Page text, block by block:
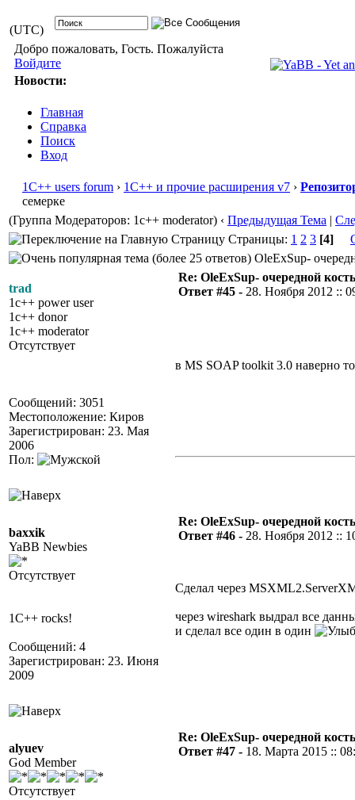
(UTC)
Добро пожаловать, Гость. Пожалуйста
Войдите
Новости:
Главная
Справка
Поиск
Вход
1С++ users forum › 1С++ и прочие расширения v7 ›
семерке
(Группа Модераторов: 1c++ moderator) ‹ Предыдущая Тема |
Страницы: 1 2 3 [4]
OleExSup-
trad
1c++ power user
1c++ donor
1c++ moderator
Отсутствует
Сообщений: 3051
Местоположение: Киров
Зарегистрирован: 23. Мая
2006
Пол:
Re: OleExSup- очередной
Ответ #45 - 28. Ноября 2012 ::
в MS SOAP toolkit 3.0 наверно
baxxik
YaBB Newbies
Отсутствует
1C++ rocks!
Сообщений: 4
Зарегистрирован: 23. Июня
2009
Re: OleExSup- очередной
Ответ #46 - 28. Ноября 2012 ::
Сделал через
через wireshark выдрал все
и сделал все один в один
alyuev
God Member
Отсутствует
Re: OleExSup- очередной
Ответ #47 - 18. Марта 2015 ::